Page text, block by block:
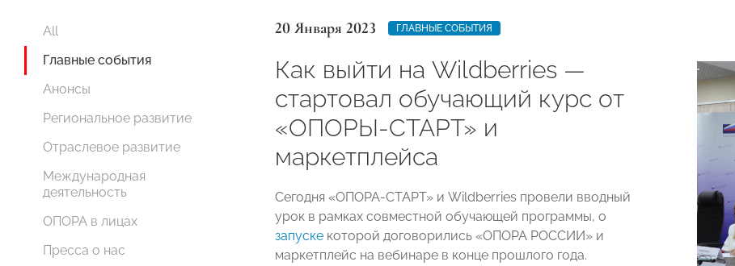
All
Главные события
Анонсы
Региональное развитие
Отраслевое развитие
Международная
деятельность
ОПОРА в лицах
Пресса о нас
20 Января 2023 ГЛАВНЫЕ СОБЫТИЯ
Как выйти на Wildberries —
стартовал обучающий курс от
«ОПОРЫ-СТАРТ» и
маркетплейса
Сегодня «ОПОРА-СТАРТ» и Wildberries провели вводный
урок в рамках совместной обучающей программы, о
запуске которой договорились «ОПОРА РОССИИ» и
маркетплейс на вебинаре в конце прошлого года.